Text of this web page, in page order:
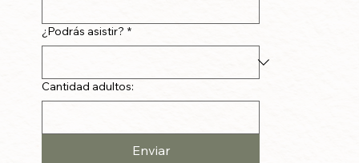
¿Podrás asistir? *
Cantidad adultos:
Enviar